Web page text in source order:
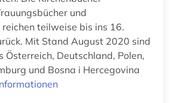
baudenkmal (1)
bauforschung (1)
und
teilweise bis ins 16.
Mit Stand August 2020 sind
Österreich, Deutschland, Polen,
und Bosna i Hercegovina